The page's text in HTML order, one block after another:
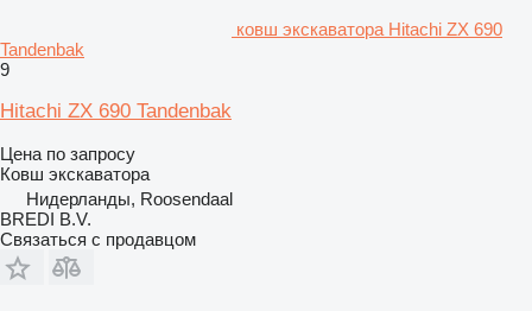
ковш экскаватора Hitachi ZX 690
Tandenbak
9
Hitachi ZX 690 Tandenbak
Цена по запросу
Ковш экскаватора
Нидерланды, Roosendaal
BREDI B.V.
Связаться с продавцом